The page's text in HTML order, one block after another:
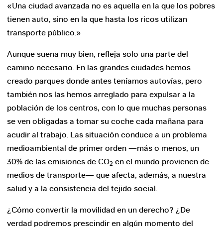
Ciclo “Literatura y ciudad”. Barcelona
III Encuentros de Navarra. La vivienda
que queremos.
Tienda online
«Una ciudad avanzada no es aquella en la que los pobres
tienen auto, sino en la que hasta los ricos utilizan
transporte público.»
Aunque suena muy bien, refleja solo una parte del
camino necesario. En las grandes ciudades hemos
creado parques donde antes teníamos autovías, pero
también nos las hemos arreglado para expulsar a la
población de los centros, con lo que muchas personas
se ven obligadas a tomar su coche cada mañana para
acudir al trabajo. Las situación conduce a un problema
medioambiental de primer orden —más o menos, un
30% de las emisiones de CO2 en el mundo provienen de
medios de transporte— que afecta, además, a nuestra
salud y a la consistencia del tejido social.
¿Cómo convertir la movilidad en un derecho? ¿De
verdad podremos prescindir en algún momento del